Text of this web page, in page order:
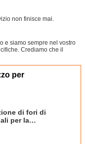
non finisce mai.
e siamo sempre nel vostro
Crediamo che il
per
di fori di
per la